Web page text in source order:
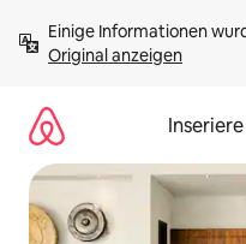
Inhalten
springenOriginal anzeigen